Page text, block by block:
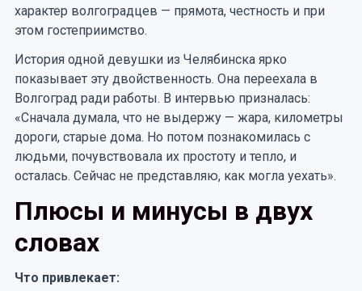
характер волгоградцев — прямота, честность и при
этом гостеприимство.
История одной девушки из Челябинска ярко
показывает эту двойственность. Она переехала в
Волгоград ради работы. В интервью призналась:
«Сначала думала, что не выдержу — жара, километры
дороги, старые дома. Но потом познакомилась с
людьми, почувствовала их простоту и тепло, и
осталась. Сейчас не представляю, как могла уехать».
Плюсы и минусы в двух
словах
Что привлекает: